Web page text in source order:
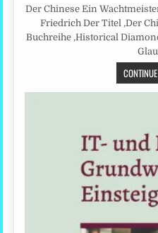
Der Chinese Ein
Friedrich Der Titel ‚Der
Buchreihe ‚Historical